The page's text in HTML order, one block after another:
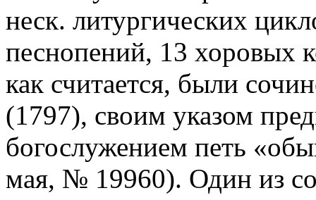
неск. литургических
песнопений, 13 хоровых
как считается, были
(1797), своим указом
богослужением петь
мая, № 19960). Один из